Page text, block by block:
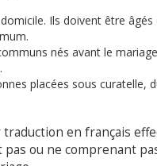
Ils doivent être âgés
nés avant le
placées sous curatelle,
en français
ou ne comprenant